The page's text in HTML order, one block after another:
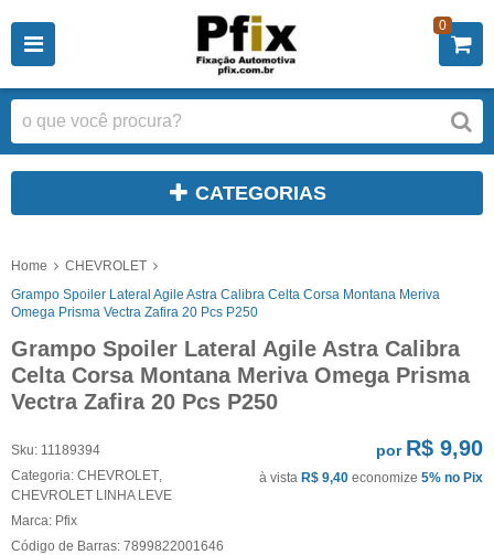
0
CATEGORIAS
Home
CHEVROLET
Grampo Spoiler Lateral Agile Astra Calibra Celta Corsa Montana Meriva
Omega Prisma Vectra Zafira 20 Pcs P250
Grampo Spoiler Lateral Agile Astra Calibra
Celta Corsa Montana Meriva Omega Prisma
Vectra Zafira 20 Pcs P250
Sku: 11189394
Categoria: CHEVROLET
CHEVROLET LINHA LEVE
Marca: Pfix
Código de Barras: 7899822001646
por R$ 9,90
à vista R$ 9,40 economize 5% no Pix